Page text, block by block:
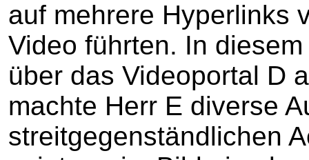
auf mehrere Hyperlinks
Video führten. In
über das Videoportal D
machte Herr E diverse
streitgegenständlichen